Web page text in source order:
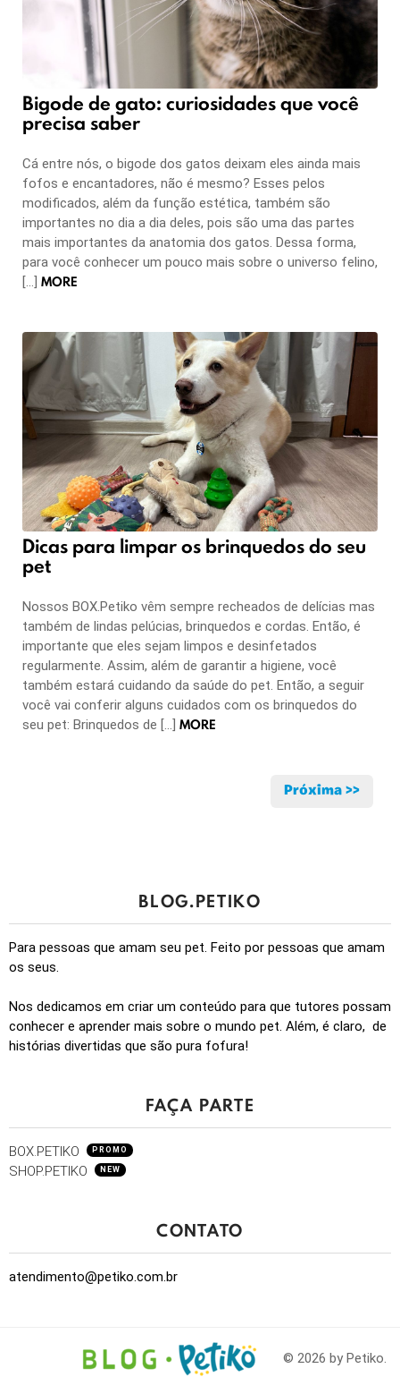
Bigode de gato: curiosidades que você
precisa saber
Cá entre nós, o bigode dos gatos deixam eles ainda mais
fofos e encantadores, não é mesmo? Esses pelos
modificados, além da função estética, também são
importantes no dia a dia deles, pois são uma das partes
mais importantes da anatomia dos gatos. Dessa forma,
para você conhecer um pouco mais sobre o universo felino,
[…] MORE
Dicas para limpar os brinquedos do seu
pet
Nossos BOX.Petiko vêm sempre recheados de delícias mas
também de lindas pelúcias, brinquedos e cordas. Então, é
importante que eles sejam limpos e desinfetados
regularmente. Assim, além de garantir a higiene, você
também estará cuidando da saúde do pet. Então, a seguir
você vai conferir alguns cuidados com os brinquedos do
seu pet: Brinquedos de […] MORE
Próxima >>
BLOG.PETIKO
Para pessoas que amam seu pet. Feito por pessoas que amam
os seus.
Nos dedicamos em criar um conteúdo para que tutores possam
conhecer e aprender mais sobre o mundo pet. Além, é claro, de
histórias divertidas que são pura fofura!
FAÇA PARTE
BOX.PETIKO PROMO
SHOP.PETIKO NEW
CONTATO
atendimento@petiko.com.br
© 2026 by Petiko.